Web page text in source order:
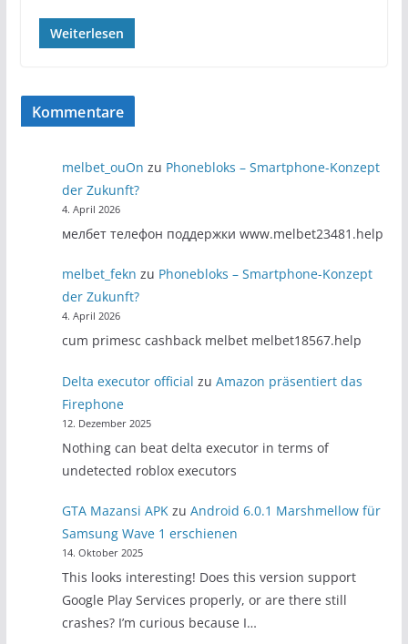
Weiterlesen
Kommentare
melbet_ouOn zu Phonebloks – Smartphone-Konzept
der Zukunft?
4. April 2026
мелбет телефон поддержки www.melbet23481.help
melbet_fekn zu Phonebloks – Smartphone-Konzept
der Zukunft?
4. April 2026
cum primesc cashback melbet melbet18567.help
Delta executor official zuAmazon präsentiert das
Firephone
12. Dezember 2025
Nothing can beat delta executor in terms of
undetected roblox executors
GTA Mazansi APK zuAndroid 6.0.1 Marshmellow für
Samsung Wave 1 erschienen
14. Oktober 2025
This looks interesting! Does this version support
Google Play Services properly, or are there still
crashes? I’m curious because I…